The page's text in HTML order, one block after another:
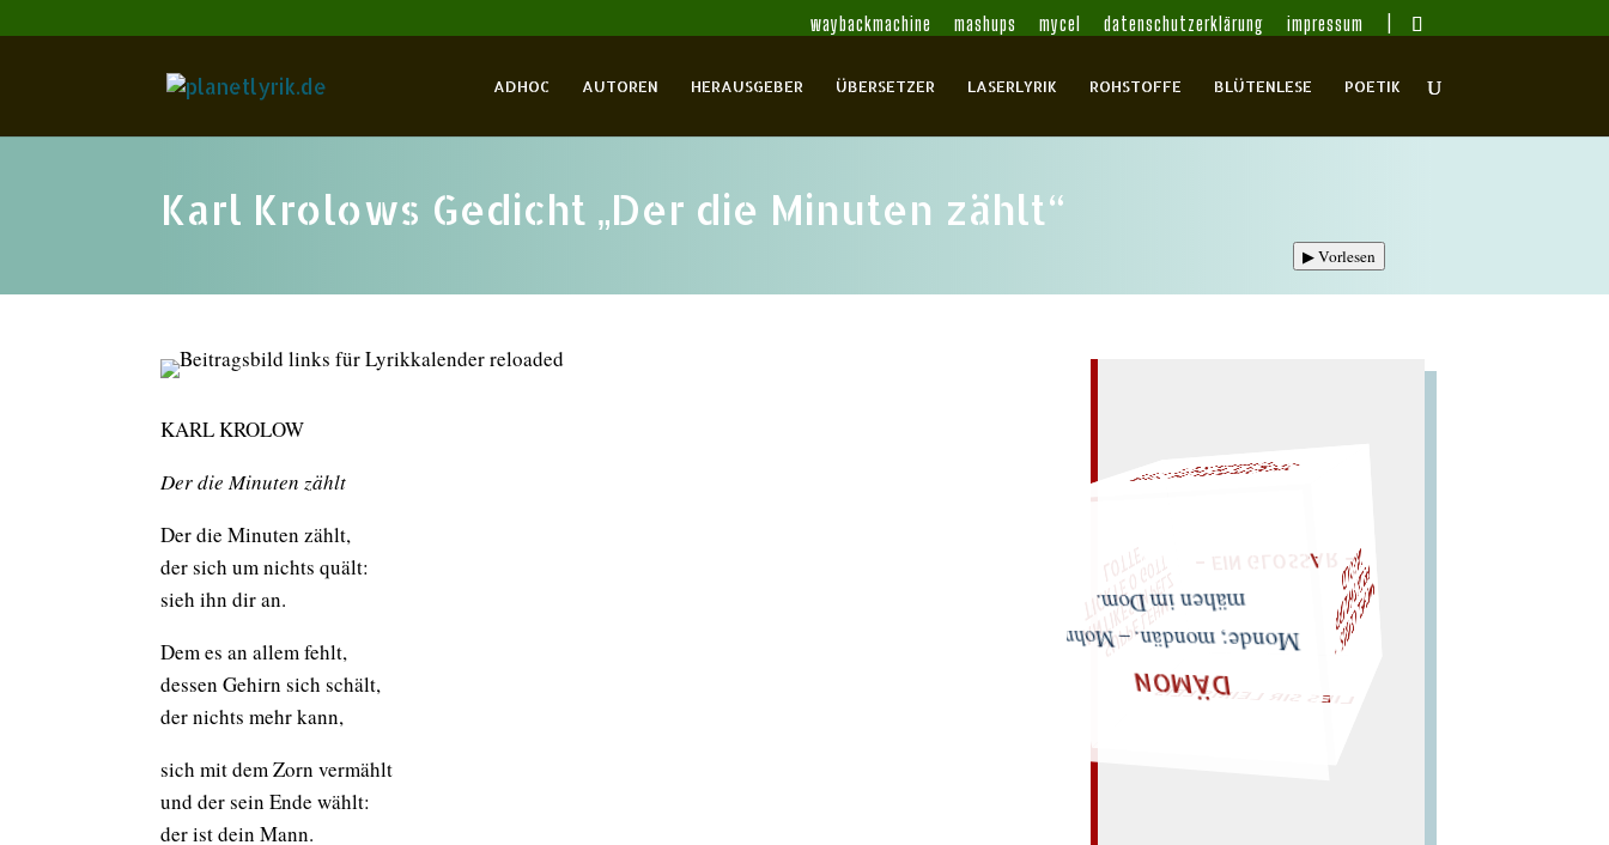
waybackmachine mashups mycel datenschutzerklärung impressum
ADHOC AUTOREN HERAUSGEBER ÜBERSETZER LASERLYRIK ROHSTOFFE BLÜTENLESE POETIK
Karl Krolows Gedicht „Der die Minuten zählt“
▶Vorlesen
KARL KROLOW
Der die Minuten zählt
Der die Minuten zählt,
der sich um nichts quält:
sieh ihn dir an.
Dem es an allem fehlt,
dessen Gehirn sich schält,
der nichts mehr kann,
sich mit dem Zorn vermählt
und der sein Ende wählt:
der ist dein Mann.
„
S
U
P
P
E
L
E
H
M
A
N
T
I
K
E
S
I
M
P
E
L
Z
T
I
C
K
T
E
O
G
O
T
T
L
O
T
T
E
"
Monde; mondän. – Mohn
mähen im Dom. M
I
C
H
E
L
L
E
I
R
I
S
・
F
E
L
I
X
P
H
I
L
I
P
P
I
N
G
O
L
D
LIES SIR LEIRIS LEIS
L!